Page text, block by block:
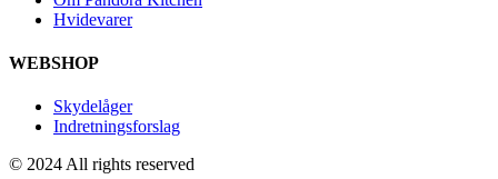
Hvidevarer
WEBSHOP
Skydelåger
Indretningsforslag
© 2024 All rights reserved